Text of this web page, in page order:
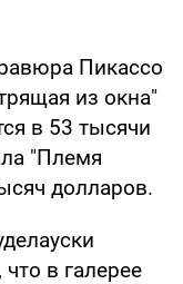
Пикассо
из окна"
в 53 тысячи
"Племя
долларов.
в галерее